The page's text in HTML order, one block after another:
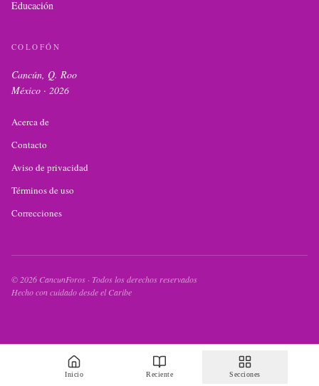
Educación
COLOFÓN
Cancún, Q. Roo
México · 2026
Acerca de
Contacto
Aviso de privacidad
Términos de uso
Correcciones
© 2026 CancunForos · Todos los derechos reservados
Hecho con cuidado desde el Caribe
Inicio Reciente Secciones